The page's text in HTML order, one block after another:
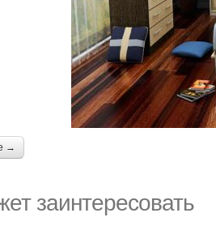
→
заинтересовать